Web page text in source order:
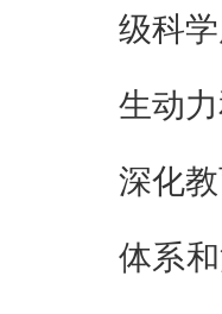
级科
生动
深化
体系